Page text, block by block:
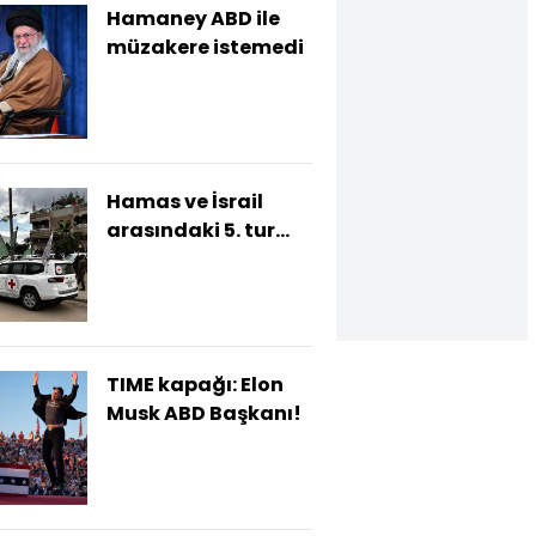
Hamaney ABD ile
müzakere istemedi
Hamas ve İsrail
arasındaki 5. tur
TIME kapağı: Elon
Musk ABD Başkanı!